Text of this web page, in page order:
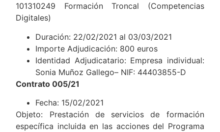
101310249 Formación Troncal (Competencias
Digitales)
Duración: 22/02/2021 al 03/03/2021
Importe Adjudicación: 800 euros
Identidad Adjudicatario: Empresa individual:
Sonia Muñoz Gallego– NIF: 44403855-D
Contrato 005/21
Fecha: 15/02/2021
Objeto: Prestación de servicios de formación
específica incluida en las acciones del Programa